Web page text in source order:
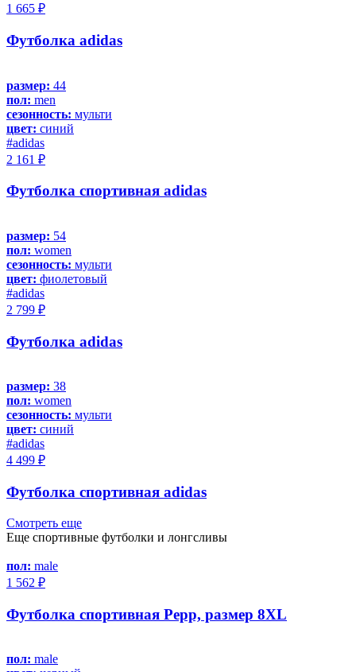
1 665 ₽
Футболка adidas
размер: 44
пол: men
сезонность: мульти
цвет: синий
#adidas
2 161 ₽
Футболка спортивная adidas
размер: 54
пол: women
сезонность: мульти
цвет: фиолетовый
#adidas
2 799 ₽
Футболка adidas
размер: 38
пол: women
сезонность: мульти
цвет: синий
#adidas
4 499 ₽
Футболка спортивная adidas
Смотреть еще
Еще спортивные футболки и лонгсливы
пол: male
1 562 ₽
Футболка спортивная Pepp, размер 8XL
пол: male